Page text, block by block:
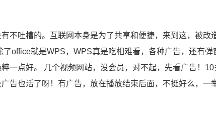
不吐槽的。互联网本身是为了共享和便捷，来到这，被改
office就是WPS，WPS真是吃相难看，各种广告，还有弹
一点好。 几个视频网站，没会员，对不起，先看广告！10
告也活了呀！有广告，放在播放结束后面，不挺好么，一